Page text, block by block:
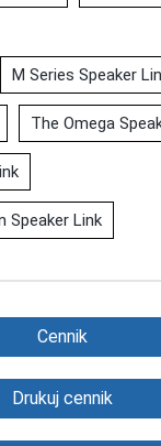
M Series Speaker
The Omega
Speaker Link
Cennik
Drukuj cennik